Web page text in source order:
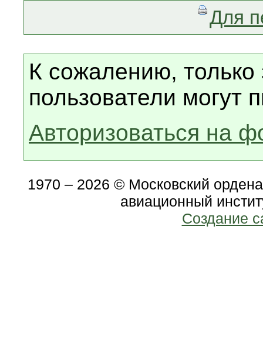
Для
К сожалению, только
пользователи могут
Авторизоваться на
1970 – 2026 © Московский
авиационный
Создание